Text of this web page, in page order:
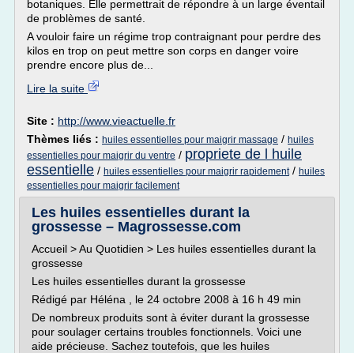
botaniques. Elle permettrait de répondre à un large éventail
de problèmes de santé.
A vouloir faire un régime trop contraignant pour perdre des
kilos en trop on peut mettre son corps en danger voire
prendre encore plus de...
Lire la suite
Site : http://www.vieactuelle.fr
Thèmes liés : huiles essentielles pour maigrir massage / huiles
essentielles pour maigrir du ventre / propriete de l huile
essentielle / huiles essentielles pour maigrir rapidement/ huiles
essentielles pour maigrir facilement
Les huiles essentielles durant la
grossesse – Magrossesse.com
Accueil > Au Quotidien > Les huiles essentielles durant la
grossesse
Les huiles essentielles durant la grossesse
Rédigé par Héléna , le 24 octobre 2008 à 16 h 49 min
De nombreux produits sont à éviter durant la grossesse
pour soulager certains troubles fonctionnels. Voici une
aide précieuse. Sachez toutefois, que les huiles